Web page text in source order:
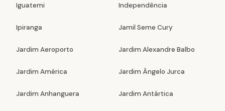
Iguatemi Independência
Ipiranga Jamil Seme Cury
Jardim Aeroporto Jardim Alexandre Balbo
Jardim América Jardim Ângelo Jurca
Jardim Anhanguera Jardim Antártica